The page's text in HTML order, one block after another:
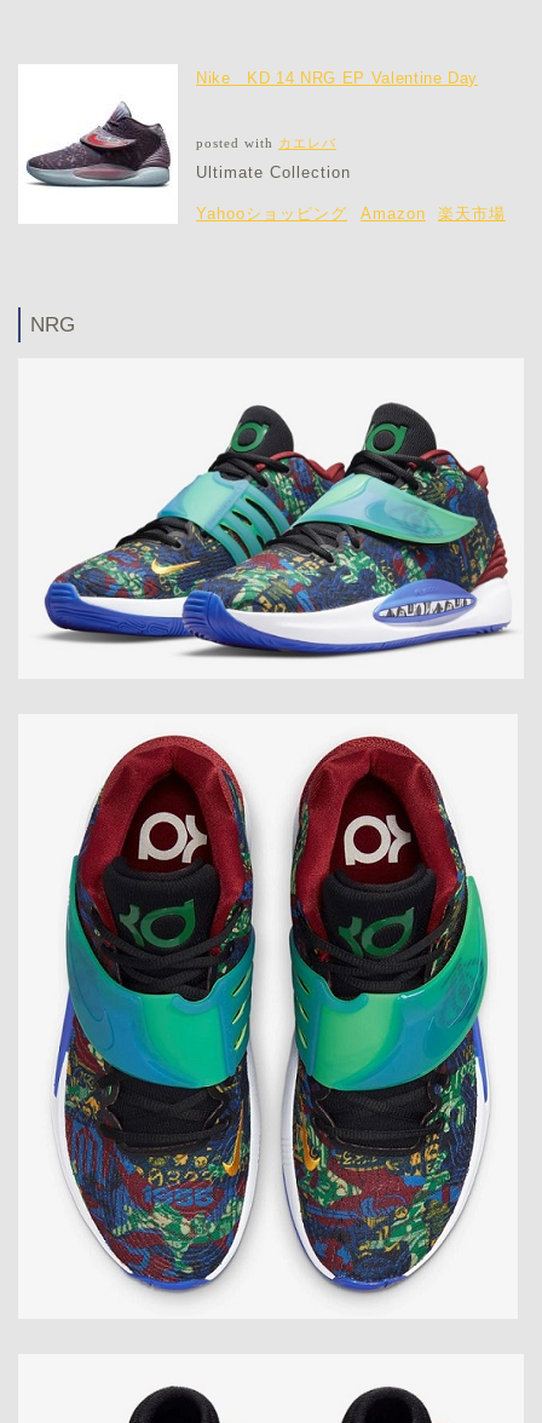
Nike KD 14 NRG EP Valentine Day
posted with カエレバ
Ultimate Collection
Yahooショッピング Amazon 楽天市場
NRG